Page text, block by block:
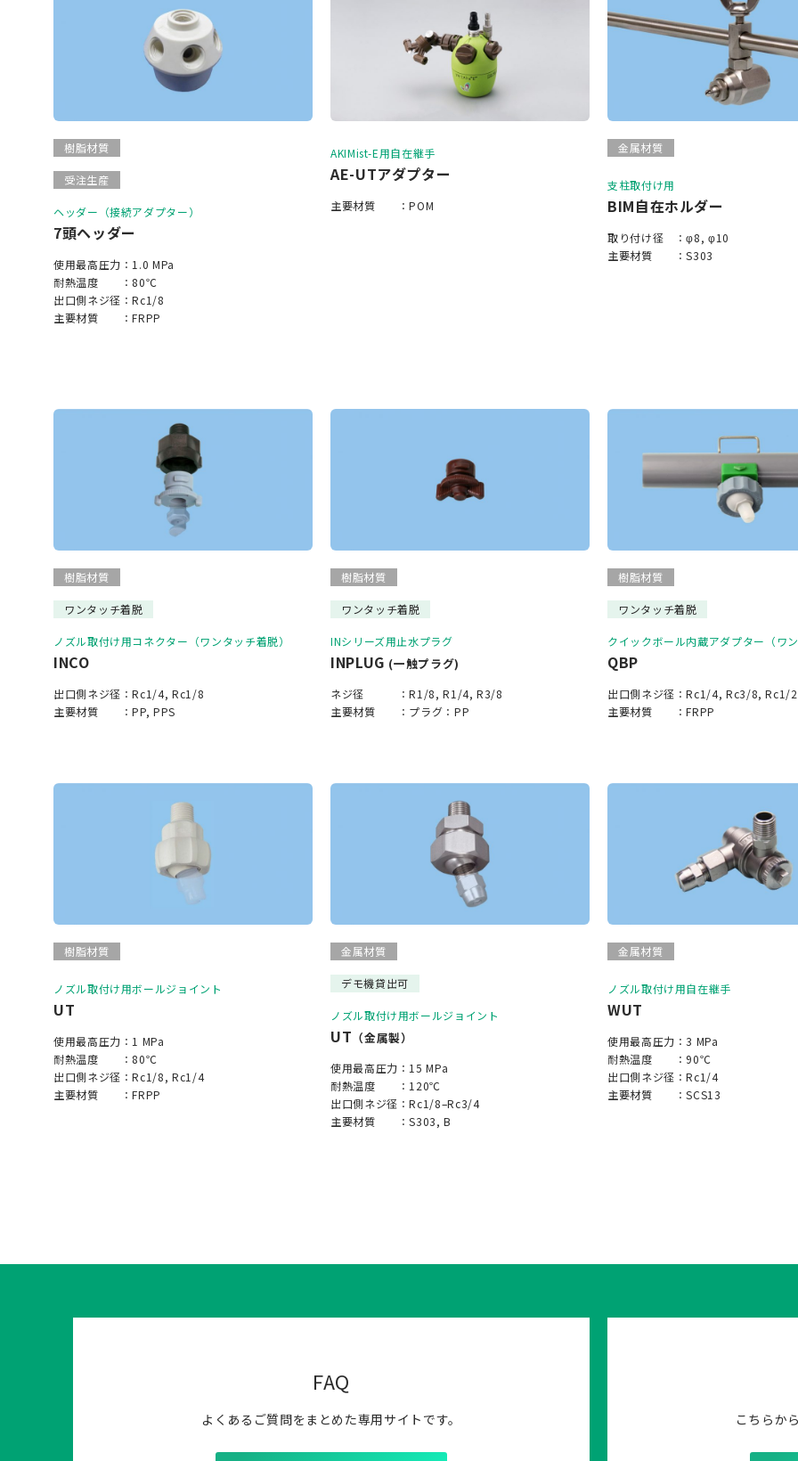
樹脂材質
受注生産
ヘッダー（接続アダプター）
7頭ヘッダー
使用最高圧力： 1.0 MPa
耐熱温度 ： 80℃
出口側ネジ径：Rc1/8
主要材質 ：FRPP
AKIMist-E用自在継手
AE-UTアダプター
主要材質 ：POM
金属材質
支柱取付け用
BIM自在ホルダー
取り付け径 ：φ8, φ10
主要材質 ：S303
樹脂材質
ワンタッチ着脱
ノズル取付け用コネクター（ワンタッチ着脱）
INCO
出口側ネジ径：Rc1/4, Rc1/8
主要材質 ：PP, PPS
樹脂材質
ワンタッチ着脱
INシリーズ用止水プラグ
INPLUG (一触プラグ)
ネジ径 ：R1/8, R1/4, R3/8
主要材質 ： プラグ：PP
樹脂材質
ワンタッチ着脱
クイックボール内蔵アダプター（ワ
QBP
出口側ネジ径：Rc1/4, Rc3/8, Rc1/2
主要材質 ：FRPP
樹脂材質
ノズル取付け用ボールジョイント
UT
使用最高圧力： 1 MPa
耐熱温度 ： 80℃
出口側ネジ径：Rc1/8, Rc1/4
主要材質 ：FRPP
金属材質
デモ機貸出可
ノズル取付け用ボールジョイント
UT （金属製）
使用最高圧力： 15 MPa
耐熱温度 ： 120℃
出口側ネジ径：Rc1/8–Rc3/4
主要材質 ：S303, B
金属材質
ノズル取付け用自在継手
WUT
使用最高圧力：3 MPa
耐熱温度 ：90℃
出口側ネジ径：Rc1/4
主要材質 ：SCS13
FAQ
よくあるご質問をまとめた専用サイトです。 こちらか